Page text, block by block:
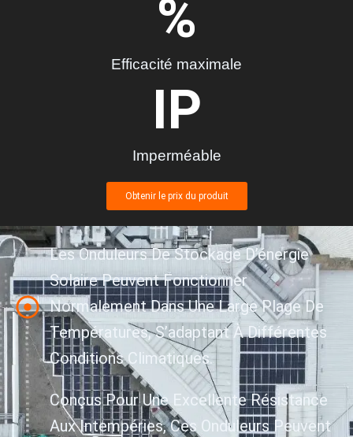
Efficacité maximale
%
Imperméable
IP
Obtenir le prix du produit
Les Onduleurs De Stockage D’énergie
Solaire Peuvent Fonctionner
Normalement Dans Une Large Plage De
Températures, S’adaptant À Différentes
Conditions Climatiques.
Conçus Pour Une Excellente Résistance
Aux Intempéries, Ces Onduleurs Peuvent